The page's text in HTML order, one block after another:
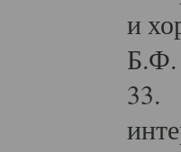
и
Б.Ф.
33.